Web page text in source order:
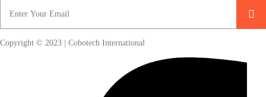
Copyright © 2023 | Cobotech International